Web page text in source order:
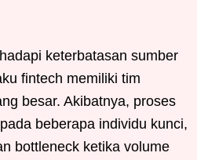
keterbatasan sumber
fintech memiliki tim
besar. Akibatnya, proses
beberapa individu kunci,
bottleneck ketika volume